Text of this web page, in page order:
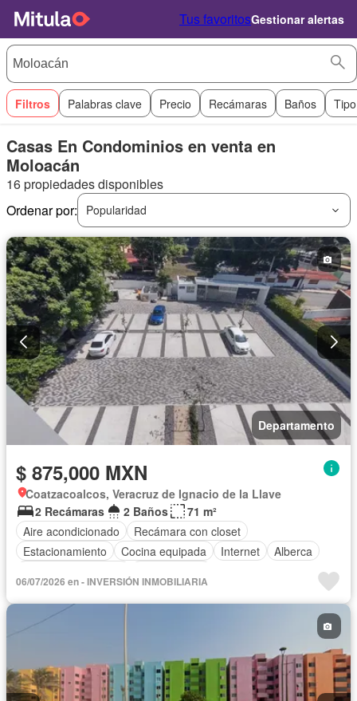
Tus favoritosGestionar alertas
Filtros Palabras clave Precio Recámaras Baños
Casas En Condominios en venta en
Moloacán
16 propiedades disponibles
Ordenar por:
Popularidad
Departamento
$ 875,000 MXN
Coatzacoalcos, Veracruz de Ignacio de la Llave
2 Recámaras
2 Baños
71 m²
Aire acondicionado
Recámara con closet
Estacionamiento
Cocina equipada Internet
Alberca
06/07/2026 en - INVERSIÓN INMOBILIARIA